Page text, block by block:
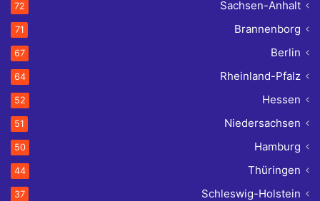
Sachsen-Anhalt
72
Brannenborg
71
Berlin
67
Rheinland-Pfalz
64
Hessen
52
Niedersachsen
51
Hamburg
50
Thüringen
44
Schleswig-Holstein
37